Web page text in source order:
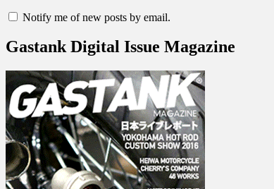
Notify me of new posts by email.
Gastank Digital Issue Magazine